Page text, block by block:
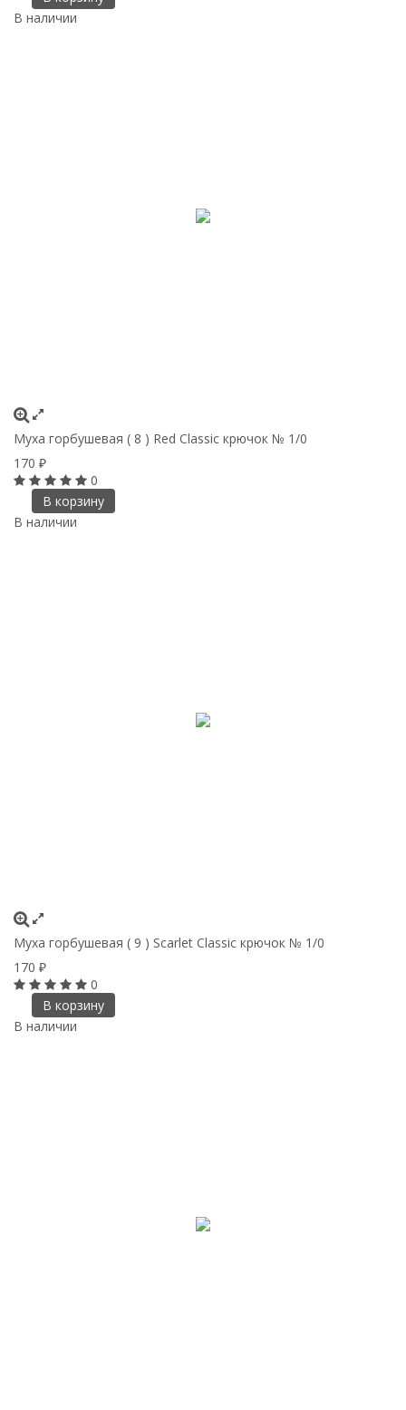
В наличии
Муха горбушевая ( 8 ) Red Classic крючок № 1/0
170 ₽
0
В корзину
В наличии
Муха горбушевая ( 9 ) Scarlet Classic крючок № 1/0
170 ₽
0
В корзину
В наличии